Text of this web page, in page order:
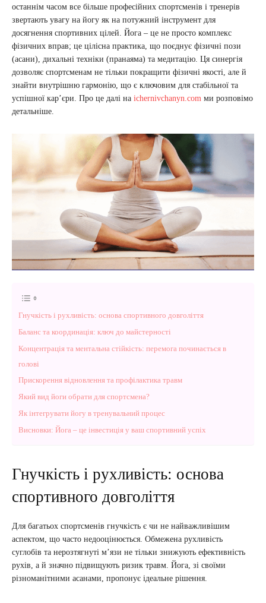
останнім часом все більше професійних спортсменів і тренерів
звертають увагу на йогу як на потужний інструмент для
досягнення спортивних цілей. Йога – це не просто комплекс
фізичних вправ; це цілісна практика, що поєднує фізичні пози
(асани), дихальні техніки (пранаяма) та медитацію. Ця синергія
дозволяє спортсменам не тільки покращити фізичні якості, але й
знайти внутрішню гармонію, що є ключовим для стабільної та
успішної кар’єри. Про це далі на ichernivchanyn.com ми розповімо
детальніше.
Гнучкість і рухливість: основа спортивного довголіття
Баланс та координація: ключ до майстерності
Концентрація та ментальна стійкість: перемога починається в
голові
Прискорення відновлення та профілактика травм
Який вид йоги обрати для спортсмена?
Як інтегрувати йогу в тренувальний процес
Висновки: Йога – це інвестиція у ваш спортивний успіх
Гнучкість і рухливість: основа
спортивного довголіття
Для багатьох спортсменів гнучкість є чи не найважливішим
аспектом, що часто недооцінюється. Обмежена рухливість
суглобів та нерозтягнуті м’язи не тільки знижують ефективність
рухів, а й значно підвищують ризик травм. Йога, зі своїми
різноманітними асанами, пропонує ідеальне рішення.